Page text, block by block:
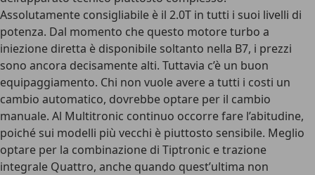
Assolutamente consigliabile è il 2.0T in tutti i suoi livelli di
potenza. Dal momento che questo motore turbo a
iniezione diretta è disponibile soltanto nella B7, i prezzi
sono ancora decisamente alti. Tuttavia c’è un buon
equipaggiamento. Chi non vuole avere a tutti i costi un
cambio automatico, dovrebbe optare per il cambio
manuale. Al Multitronic continuo occorre fare l’abitudine,
poiché sui modelli più vecchi è piuttosto sensibile. Meglio
optare per la combinazione di Tiptronic e trazione
integrale Quattro, anche quando quest’ultima non